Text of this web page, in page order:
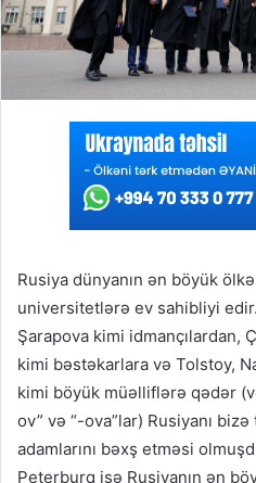
Rusiya dünyanın ən böyük
universitetlərə ev sahibliyi
Şarapova kimi idmançılardan,
kimi bəstəkarlara və Tolstoy,
kimi böyük müəlliflərə qədər
ov” və “-ova”lar) Rusiyanı
adamlarını bəxş etməsi
Peterburq isə Rusiyanın ən